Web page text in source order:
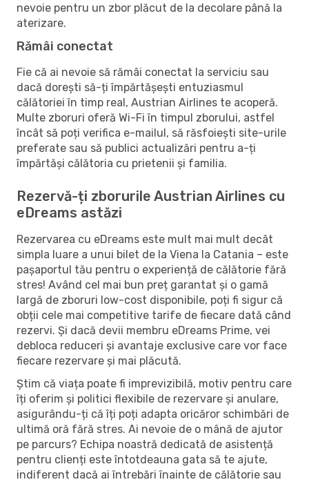
nevoie pentru un zbor plăcut de la decolare până la
aterizare.
Rămâi conectat
Fie că ai nevoie să rămâi conectat la serviciu sau
dacă dorești să-ți împărtășești entuziasmul
călătoriei în timp real, Austrian Airlines te acoperă.
Multe zboruri oferă Wi-Fi în timpul zborului, astfel
încât să poți verifica e-mailul, să răsfoiești site-urile
preferate sau să publici actualizări pentru a-ți
împărtăși călătoria cu prietenii și familia.
Rezervă-ți zborurile Austrian Airlines cu
eDreams astăzi
Rezervarea cu eDreams este mult mai mult decât
simpla luare a unui bilet de la Viena la Catania – este
pașaportul tău pentru o experiență de călătorie fără
stres! Având cel mai bun preț garantat și o gamă
largă de zboruri low-cost disponibile, poți fi sigur că
obții cele mai competitive tarife de fiecare dată când
rezervi. Și dacă devii membru eDreams Prime, vei
debloca reduceri și avantaje exclusive care vor face
fiecare rezervare și mai plăcută.
Știm că viața poate fi imprevizibilă, motiv pentru care
îți oferim și politici flexibile de rezervare și anulare,
asigurându-ți că îți poți adapta oricăror schimbări de
ultimă oră fără stres. Ai nevoie de o mână de ajutor
pe parcurs? Echipa noastră dedicată de asistență
pentru clienți este întotdeauna gata să te ajute,
indiferent dacă ai întrebări înainte de călătorie sau